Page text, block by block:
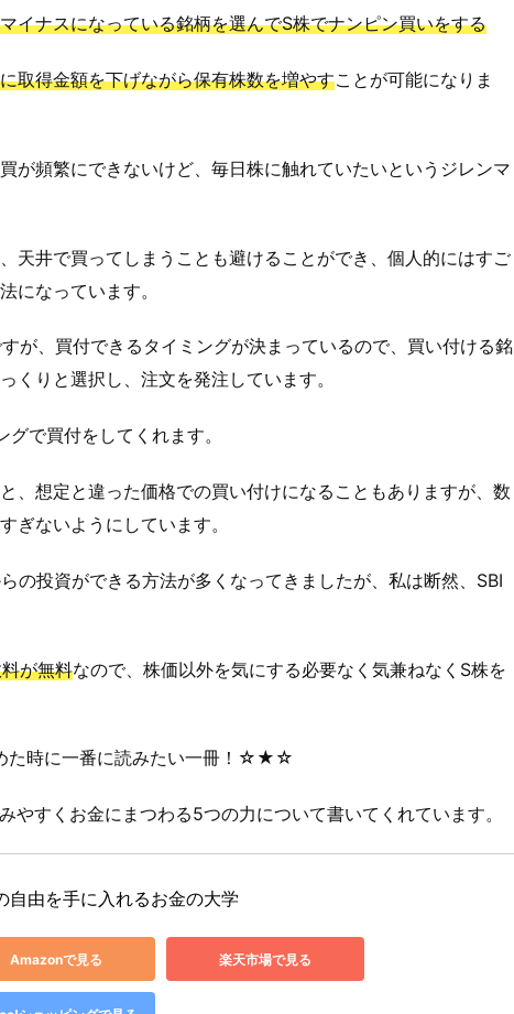
イナスになっている銘柄を選んでS株でナンピン買いをする
取得金額を下げながら保有株数を増やすことが可能になりま
が頻繁にできないけど、毎日株に触れていたいというジレンマ
天井で買ってしまうことも避けることができ、個人的にはすご
になっています。
が、買付できるタイミングが決まっているので、買い付ける銘
くりと選択し、注文を発注しています。
で買付をしてくれます。
、想定と違った価格での買い付けになることもありますが、数
ぎないようにしています。
の投資ができる方法が多くなってきましたが、私は断然、SBI
が無料なので、株価以外を気にする必要なく気兼ねなくS株を
時に一番に読みたい一冊！☆★☆
やすくお金にまつわる5つの力について書いてくれています。
自由を手に入れるお金の大学
Amazonで見る 楽天市場で見る